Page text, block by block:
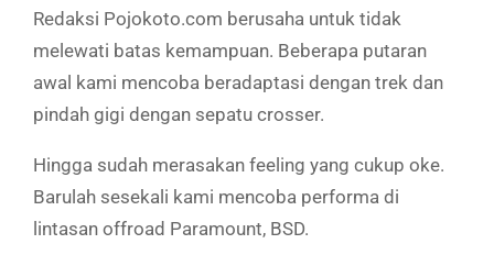
Redaksi Pojokoto.com berusaha untuk tidak
melewati batas kemampuan. Beberapa putaran
awal kami mencoba beradaptasi dengan trek dan
pindah gigi dengan sepatu crosser.
Hingga sudah merasakan feeling yang cukup oke.
Barulah sesekali kami mencoba performa di
lintasan offroad Paramount, BSD.